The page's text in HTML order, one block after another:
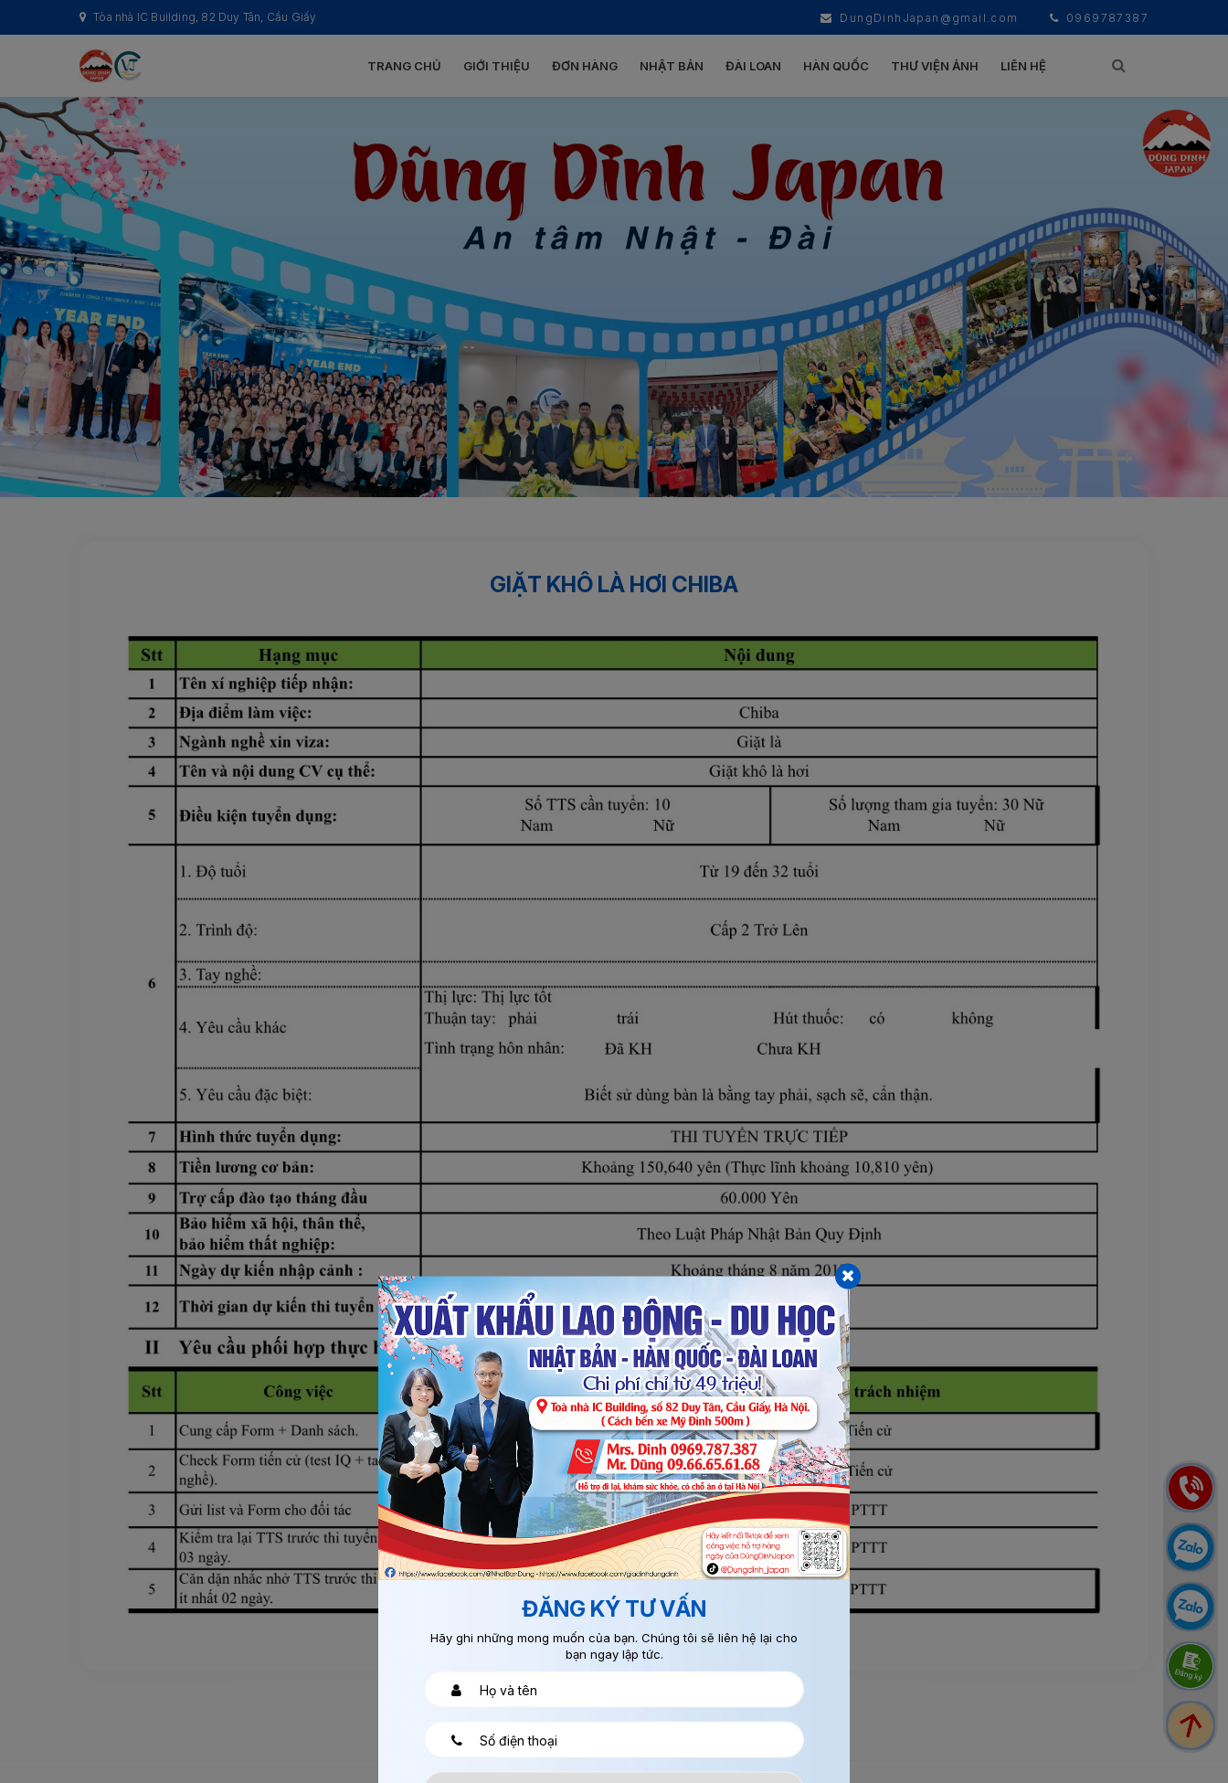
Tòa nhà IC Building, 82 Duy Tân, Cầu Giấy DungDinhJapan@gmail.com 0969787387
TRANG CHỦ GIỚI THIỆU ĐƠN HÀNG NHẬT BẢN ĐÀI LOAN HÀN QUỐC THƯ VIỆN ẢNH LIÊN HỆ
GIẶT KHÔ LÀ HƠI CHIBA
ĐĂNG KÝ TƯ VẤN
Hãy ghi những mong muốn của bạn. Chúng tôi sẽ liên hệ lại cho
bạn ngay lập tức.